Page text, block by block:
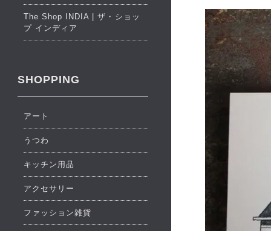
The Shop INDIA | ザ・ショッ
プ インディア
SHOPPING
アート
うつわ
キッチン用品
アクセサリー
ファッション雑貨